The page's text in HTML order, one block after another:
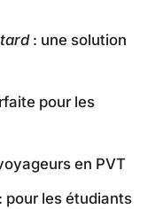
: une solution
pour les
en PVT
pour les étudiants